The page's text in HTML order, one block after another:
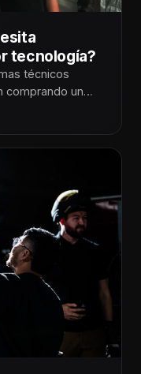
tecnología?
técnicos
comprando un